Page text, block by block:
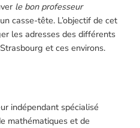
le bon professeur
casse-tête. L’objectif de cet
les adresses des différents
et ces environs.
indépendant spécialisé
mathématiques et de